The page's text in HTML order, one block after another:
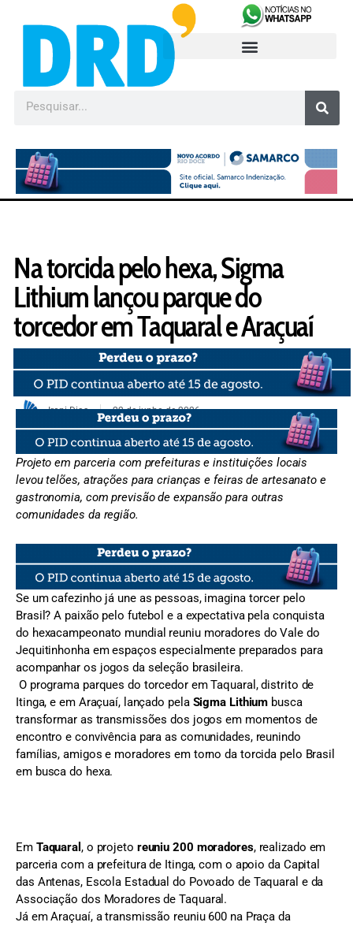
Na torcida pelo hexa, Sigma
Lithium lançou parque do
torcedor em Taquaral e Araçuaí
Ironi Dias 22 de junho de 2026
Projeto em parceria com prefeituras e instituições locais
levou telões, atrações para crianças e feiras de artesanato e
gastronomia, com previsão de expansão para outras
comunidades da região.
Se um cafezinho já une as pessoas, imagina torcer pelo
Brasil? A paixão pelo futebol e a expectativa pela conquista
do hexacampeonato mundial reuniu moradores do Vale do
Jequitinhonha em espaços especialmente preparados para
acompanhar os jogos da seleção brasileira.
O programa parques do torcedor em Taquaral, distrito de
Itinga, e em Araçuaí, lançado pelaSigma Lithium busca
transformar as transmissões dos jogos em momentos de
encontro e convivência para as comunidades, reunindo
famílias, amigos e moradores em torno da torcida pelo Brasil
em busca do hexa.
Em Taquaral , o projeto reuniu 200 moradores, realizado em
parceria com a prefeitura de Itinga, com o apoio da Capital
das Antenas, Escola Estadual do Povoado de Taquaral e da
Associação dos Moradores de Taquaral.
Já em Araçuaí, a transmissão reuniu 600 na Praça da